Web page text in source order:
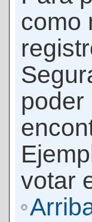
como
poder
votar